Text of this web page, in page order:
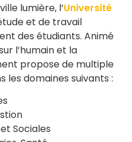
lumière, l’Université
et de travail
des étudiants. Animé
l’humain et la
propose de multiple
les domaines suivants :
Sociales